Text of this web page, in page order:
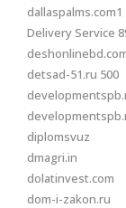
dallaspalms.com1
Delivery Service
detsad-51.ru 500
diplomsvuz
dmagri.in
dolatinvest.com
dom-i-zakon.ru